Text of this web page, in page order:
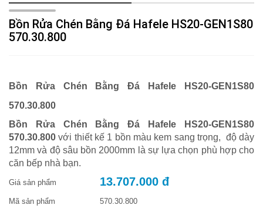
Bồn Rửa Chén Bằng Đá Hafele HS20-GEN1S80
570.30.800
Bồn Rửa Chén Bằng Đá Hafele HS20-GEN1S80
570.30.800
Bồn Rửa Chén Bằng Đá Hafele HS20-GEN1S80
570.30.800 với thiết kế 1 bồn màu kem sang trọng, độ dày
12mm và độ sâu bồn 2000mm là sự lựa chọn phù hợp cho
căn bếp nhà bạn.
Giá sản phẩm 13.707.000 đ
Mã sản phẩm 570.30.800